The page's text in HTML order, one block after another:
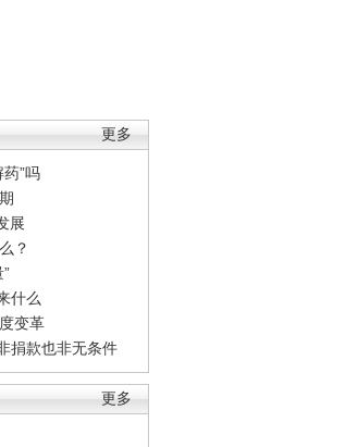
更多
”吗
展
？
什么
变革
捐款也非无条件
更多